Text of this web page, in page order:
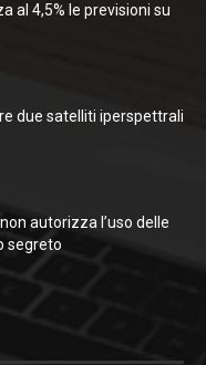
al 4,5% le previsioni su
due satelliti iperspettrali
autorizza l’uso delle
segreto